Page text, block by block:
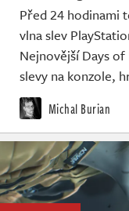
Před 24 hodinami
vlna slev
Nejnovější Days
slevy na konzole,
Michal Burian